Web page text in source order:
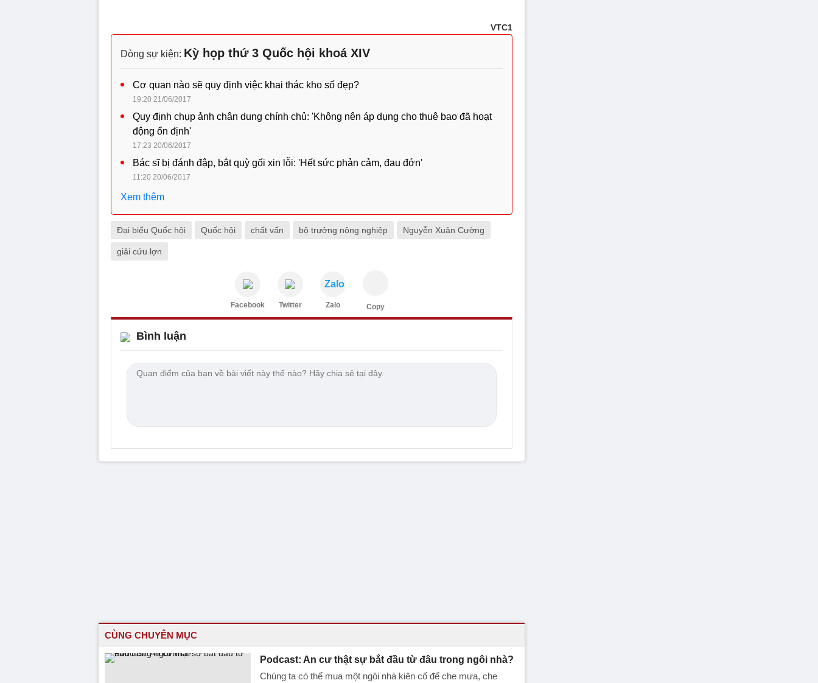
VTC1
Dòng sự kiện: Kỳ họp thứ 3 Quốc hội khoá XIV
Cơ quan nào sẽ quy định việc khai thác kho số đẹp?
19:20 21/06/2017
Quy định chụp ảnh chân dung chính chủ: 'Không nên áp dụng cho thuê bao đã hoạt
động ổn định'
17:23 20/06/2017
Bác sĩ bị đánh đập, bắt quỳ gối xin lỗi: 'Hết sức phản cảm, đau đớn'
11:20 20/06/2017
Xem thêm
Đại biểu Quốc hội Quốc hội chất vấn bộ trưởng nông nghiệp Nguyễn Xuân Cường
giải cứu lợn
Facebook Twitter
Zalo
Zalo Copy
Bình luận
CÙNG CHUYÊN MỤC
Podcast: An cư thật sự bắt đầu từ đâu trong ngôi nhà?
Chúng ta có thể mua một ngôi nhà kiên cố để che mưa, che